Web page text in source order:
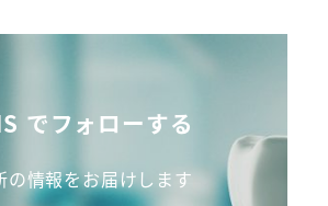
でフォローする
の情報をお届けします